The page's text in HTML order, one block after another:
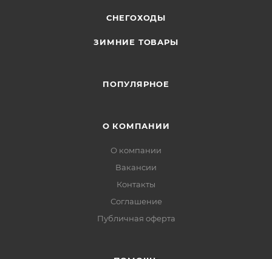
СНЕГОХОДЫ
ЗИМНИЕ ТОВАРЫ
ПОПУЛЯРНОЕ
О КОМПАНИИ
О компании
Вакансии
Контакты
Соглашение
Публичная оферта